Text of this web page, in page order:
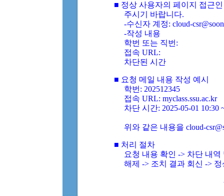
■ 정상 사용자의 페이지 접근
주시기 바랍니다.
-수신자 계정: cloud-
-작성 내용
학번 또는 직번:
접속 URL:
차단된 시간
■ 요청 메일 내용 작성 예시
학번: 202512345
접속 URL: myclass.ssu.ac.kr
차단 시간: 2025-05-01 10:30
위와 같은 내용을 cloud-
■ 처리 절차
요청 내용 확인 -> 차단 내
해제 -> 조치 결과 회신 ->